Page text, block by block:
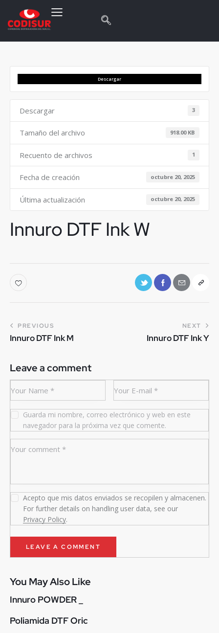
Descargar
Descargar 3
Tamaño del archivo 918.00 KB
Recuento de archivos 1
Fecha de creación octubre 20, 2025
Última actualización octubre 20, 2025
Innuro DTF Ink W
PREVIOUS
Innuro DTF Ink M
NEXT
Innuro DTF Ink Y
Leave a comment
Guarda mi nombre, correo electrónico y web en este
navegador para la próxima vez que comente.
Acepto que mis datos enviados se recopilen y almacenen.
For further details on handling user data, see our
Privacy Policy.
You May Also Like
Innuro POWDER _
Poliamida DTF Oric